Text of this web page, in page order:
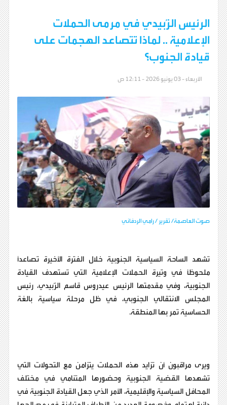
الرئيس الزُبيدي في مرمى الحملات
الإعلامية .. لماذا تتصاعد الهجمات على
قيادة الجنوب؟
الأربعاء - 03 يونيو 2026 - 12:11 ص
صوت العاصمة/ تقرير / رامي الردفاني
تشهد الساحة السياسية الجنوبية خلال الفترة الأخيرة تصاعداً
ملحوظاً في وتيرة الحملات الإعلامية التي تستهدف القيادة
الجنوبية، وفي مقدمتها الرئيس عيدروس قاسم الزُبيدي، رئيس
المجلس الانتقالي الجنوبي، في ظل مرحلة سياسية بالغة
الحساسية تمر بها المنطقة.
ويرى مراقبون أن تزايد هذه الحملات يتزامن مع التحولات التي
تشهدها القضية الجنوبية وحضورها المتنامي في مختلف
المحافل السياسية والإقليمية، الأمر الذي جعل القيادة الجنوبية في